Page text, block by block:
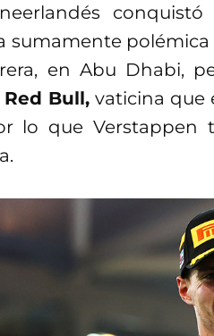
sumamente
en Abu Dhabi,
Bull, vaticina que
lo que Verstappen